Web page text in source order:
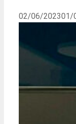
02/06/202301/